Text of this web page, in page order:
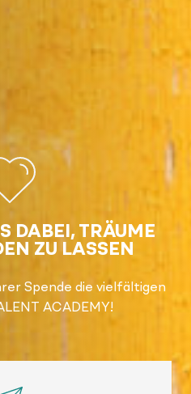
DABEI, TRÄUME
ZU LASSEN
Spende die vielfältigen
ACADEMY!